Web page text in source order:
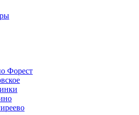
Форест